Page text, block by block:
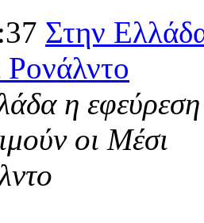
Στην